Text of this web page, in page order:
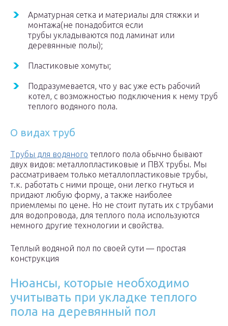
Арматурная сетка и материалы для стяжки и
монтажа(не понадобится если
трубы укладываются под ламинат или
деревянные полы);
Пластиковые хомуты;
Подразумевается, что у вас уже есть рабочий
котел, с возможностью подключения к нему труб
теплого водяного пола.
О видах труб
Трубы для водяного теплого пола обычно бывают
двух видов: металлопластиковые и ПВХ трубы. Мы
рассматриваем только металлопластиковые трубы,
т.к. работать с ними проще, они легко гнуться и
придают любую форму, а также наиболее
приемлемы по цене. Но не стоит путать их с трубами
для водопровода, для теплого пола используются
немного другие технологии и свойства.
Теплый водяной пол по своей сути — простая
конструкция
Нюансы, которые необходимо
учитывать при укладке теплого
пола на деревянный пол